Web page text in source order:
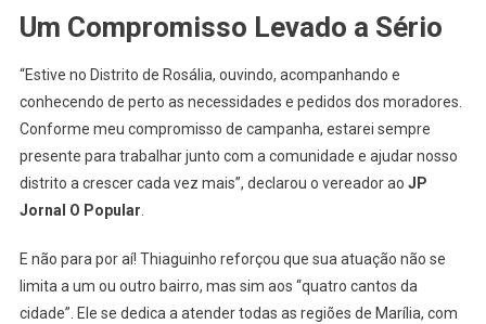
Um Compromisso Levado a Sério
“Estive no Distrito de Rosália, ouvindo, acompanhando e
conhecendo de perto as necessidades e pedidos dos moradores.
Conforme meu compromisso de campanha, estarei sempre
presente para trabalhar junto com a comunidade e ajudar nosso
distrito a crescer cada vez mais”, declarou o vereador ao JP
Jornal O Popular.
E não para por aí! Thiaguinho reforçou que sua atuação não se
limita a um ou outro bairro, mas sim aos “quatro cantos da
cidade”. Ele se dedica a atender todas as regiões de Marília, com